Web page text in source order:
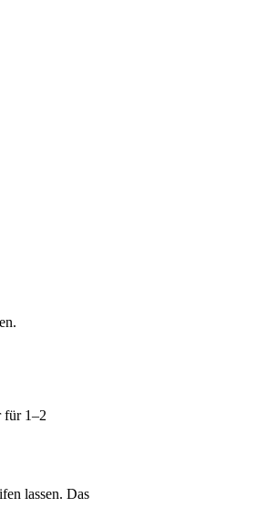
für 1–2
lassen. Das